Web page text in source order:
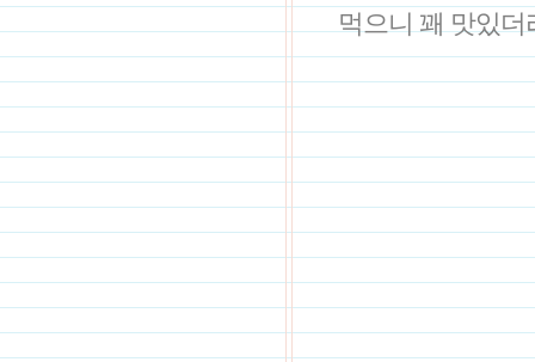
먹으니 꽤 맛있더